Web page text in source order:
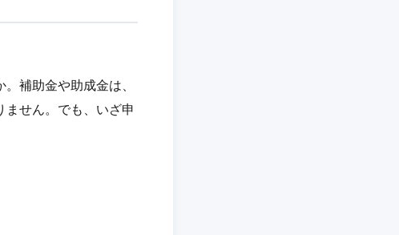
補助金や助成金は、
ません。でも、いざ申